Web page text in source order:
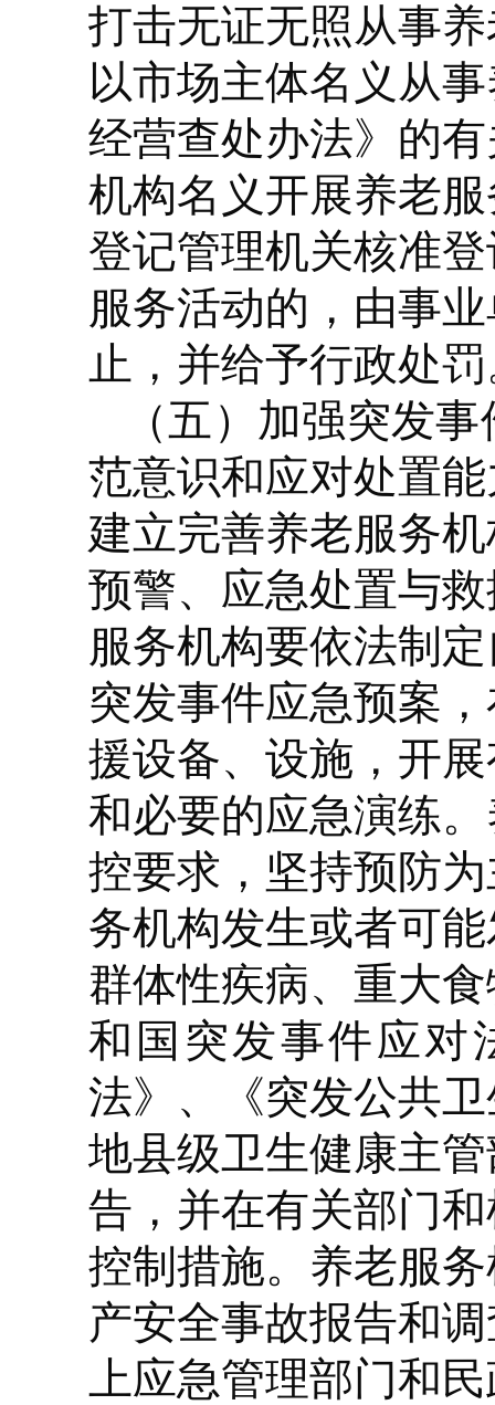
打击无证无照从事
以市场主体名义从
经营查处办法》的
机构名义开展养老
登记管理机关核准
服务活动的，由事
止，并给予行政处
（五）加强突发
范意识和应对处置
建立完善养老服务
预警、应急处置与
服务机构要依法制
突发事件应急预案
援设备、设施，开
和必要的应急演练
控要求，坚持预防
务机构发生或者可
群体性疾病、重大
和国突发事件应对
法》、《突发公共
地县级卫生健康主
告，并在有关部门
控制措施。养老服
产安全事故报告和
上应急管理部门和